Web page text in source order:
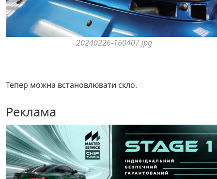
20240226-160407.jpg
Тепер можна встановлювати скло.
Реклама